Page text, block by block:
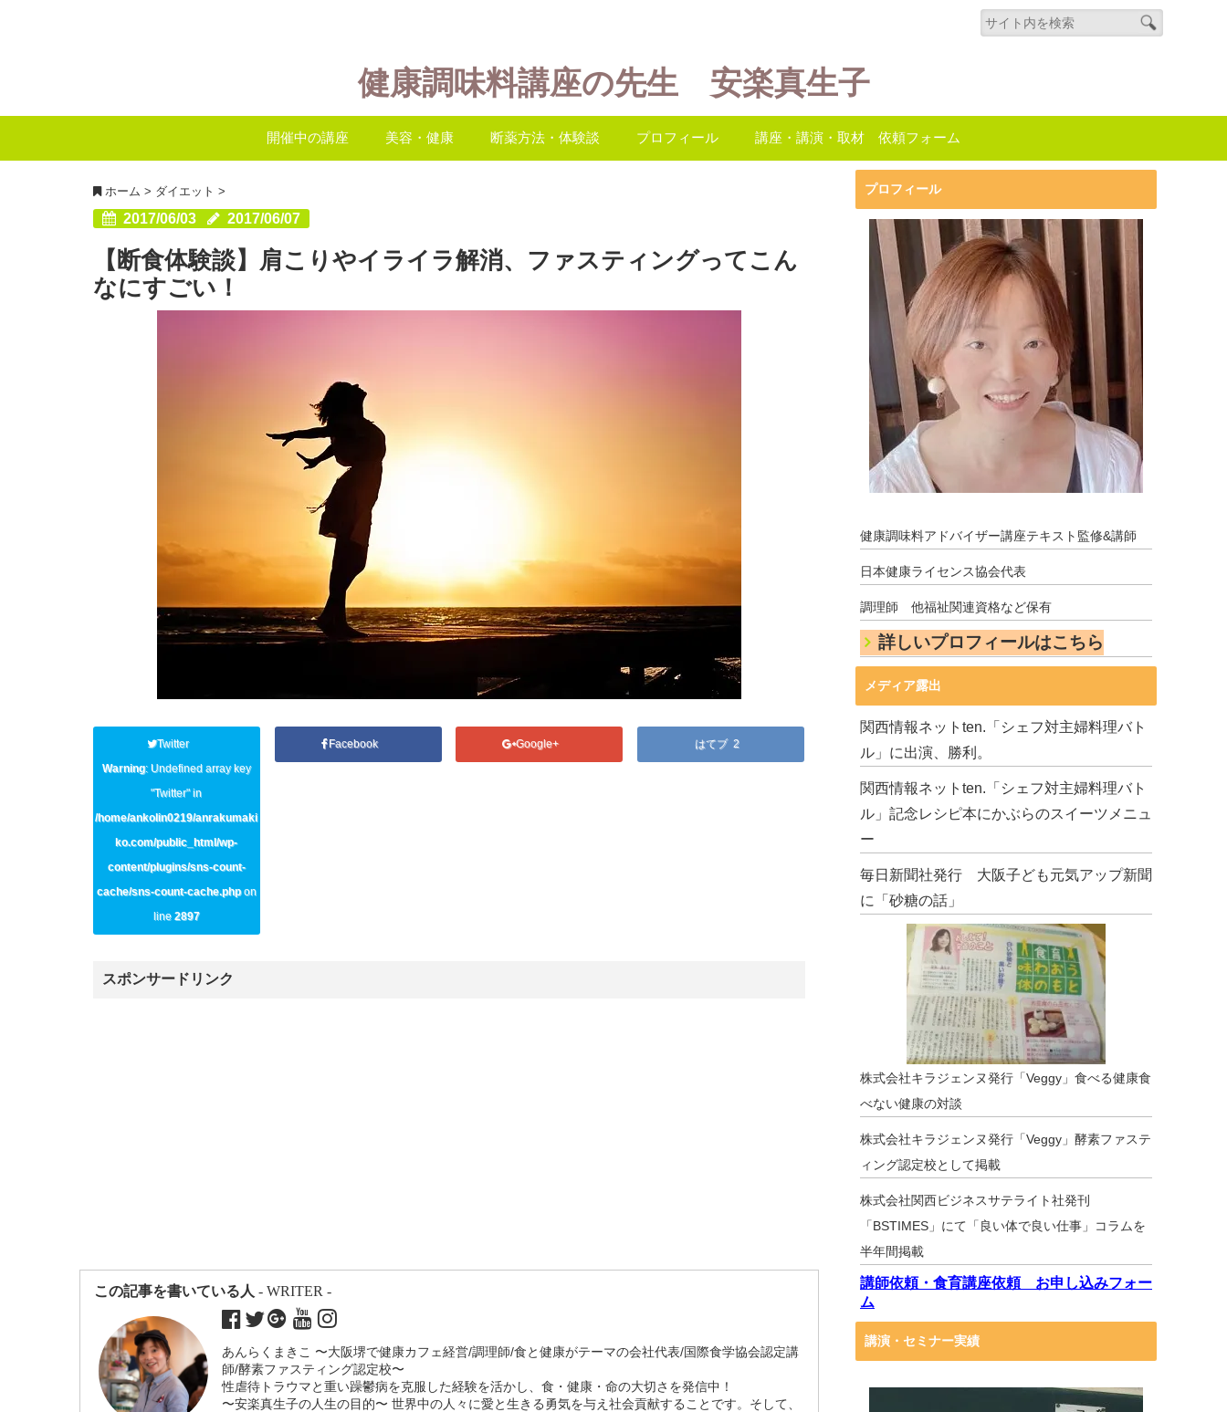
健康調味料講座の先生 安楽真生子
開催中の講座 美容・健康 断薬方法・体験談 プロフィール 講座・講演・取材 依頼フォーム
ホーム > ダイエット >
2017/06/03 2017/06/07
【断食体験談】肩こりやイライラ解消、ファスティングってこん
なにすごい！
Twitter
Warning: Undefined array key
"Twitter" in
/home/ankolin0219/anrakumaki
ko.com/public_html/wp-
content/plugins/sns-count-
cache/sns-count-cache.phpon
line 2897
Facebook Google+ はてブ 2
スポンサードリンク
この記事を書いている人 - WRITER -
あんらくまきこ 〜大阪堺で健康カフェ経営/調理師/食と健康がテーマの会社代表/国際食学協会認定講
師/酵素ファスティング認定校〜
性虐待トラウマと重い躁鬱病を克服した経験を活かし、食・健康・命の大切さを発信中！
〜安楽真生子の人生の目的〜 世界中の人々に愛と生きる勇気を与え社会貢献することです。そして、
プロフィール
健康調味料アドバイザー講座テキスト監修&講師
日本健康ライセンス協会代表
調理師 他福祉関連資格など保有
詳しいプロフィールはこちら
メディア露出
関西情報ネットten.「シェフ対主婦料理バト
ル」に出演、勝利。
関西情報ネットten.「シェフ対主婦料理バト
ル」記念レシピ本にかぶらのスイーツメニュ
ー
毎日新聞社発行 大阪子ども元気アップ新聞
に「砂糖の話」
株式会社キラジェンヌ発行「Veggy」食べる健康食
べない健康の対談
株式会社キラジェンヌ発行「Veggy」酵素ファステ
ィング認定校として掲載
株式会社関西ビジネスサテライト社発刊
「BSTIMES」にて「良い体で良い仕事」コラムを
半年間掲載
講師依頼・食育講座依頼 お申し込みフォー
ム
講演・セミナー実績